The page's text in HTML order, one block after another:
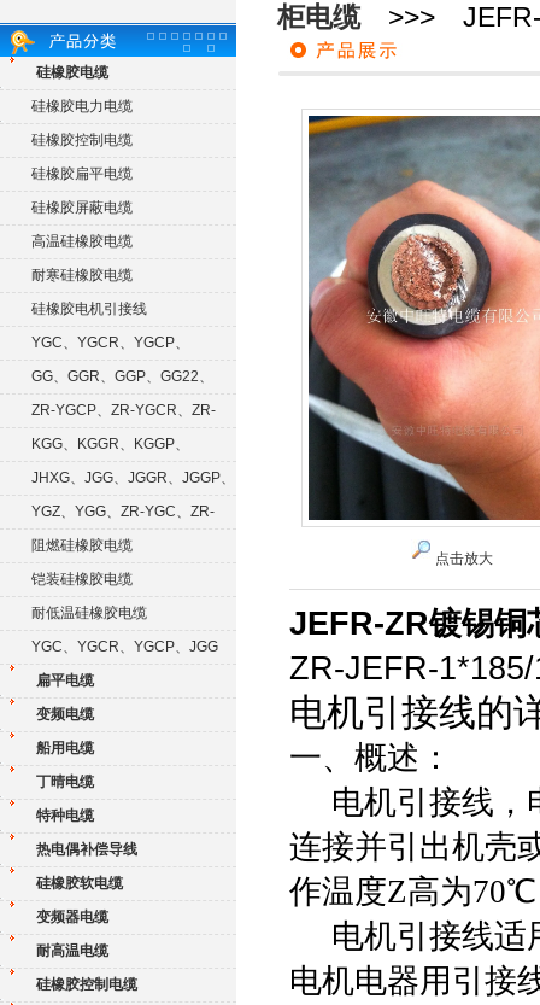
硅橡胶电缆
硅橡胶电力电缆
硅橡胶控制电缆
硅橡胶扁平电缆
硅橡胶屏蔽电缆
高温硅橡胶电缆
耐寒硅橡胶电缆
硅橡胶电机引接线
YGC、YGCR、YGCP、
YGCRP
GG、GGR、GGP、GG22、
GGRP
ZR-YGCP、ZR-YGCR、ZR-
YGCRP
KGG、KGGR、KGGP、
KGGRP
JHXG、JGG、JGGR、JGGP、
JGGFYGZ、YGG、ZR-YGC、ZR-
KGG阻燃硅橡胶电缆
铠装硅橡胶电缆
耐低温硅橡胶电缆
YGC、YGCR、YGCP、JGG
扁平电缆
变频电缆
船用电缆
丁晴电缆
特种电缆
热电偶补偿导线
硅橡胶软电缆
变频器电缆
耐高温电缆
硅橡胶控制电缆
柜电缆>>> JEFR-
点击放大
JEFR-ZR镀锡铜
ZR-JEFR-
电机引接线的
一、概述：
电机引接线，
连接并引出机壳
作温度Z高为70℃
电机引接线适
电机电器用引接